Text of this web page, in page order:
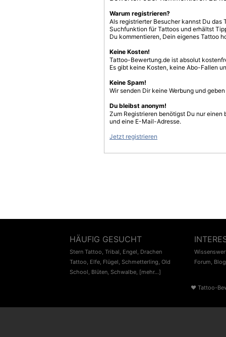
Warum registrieren?
Als registrierter Besucher kannst Du
Suchfunktion für Tattoos und erhältst
Du kommentieren, Dein eigenes Tattoo
Keine Kosten!
Tattoo-Bewertung.de ist absolut
Es gibt keine Kosten, keine Abo-Fallen
Keine Spam!
Wir senden Dir keine Werbung und
Du bleibst anonym!
Zum Registrieren benötigst Du nur einen
und eine E-Mail-Adresse.
Jetzt registrieren
HÄUFIG GESUCHT
Stern Tattoo, Tribal, Engel, Drachen
Tattoo, Elfe, Flügel, Schmetterling, Old
School, Blüten, Schwalbe, [mehr...]
Forum, Blog
♥ Tattoo-